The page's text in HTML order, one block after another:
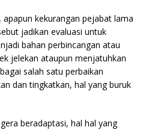
kekurangan pejabat lama
jadikan evaluasi untuk
bahan perbincangan atau
jelekan ataupun menjatuhkan
salah satu perbaikan
dan tingkatkan, hal yang buruk
beradaptasi, hal hal yang